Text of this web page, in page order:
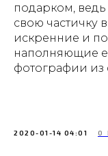
подарком,
свою частичку
искренние и
наполняющие
фотографии из
2020-01-14 04:01 О